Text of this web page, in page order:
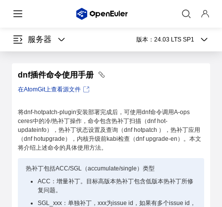
服务器 版本： 24.03 LTS SP1
dnf插件命令使用手册
在AtomGit上查看源文件
将dnf-hotpatch-plugin安装部署完成后，可使用dnf命令调用A-ops
ceres中的冷/热补丁操作，命令包含热补丁扫描（dnf hot-
updateinfo），热补丁状态设置及查询（dnf hotpatch ），热补丁应用
（dnf hotupgrade），内核升级前kabi检查（dnf upgrade-en）。本文
将介绍上述命令的具体使用方法。
热补丁包括ACC/SGL（accumulate/single）类型
ACC：增量补丁。目标高版本热补丁包含低版本热补丁所修
复问题。
SGL_xxx：单独补丁，xxx为issue id，如果有多个issue id，